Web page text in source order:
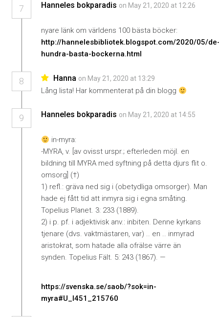
7 Hanneles bokparadis on May 21, 2020 at 12:26
nyare länk om världens 100 bästa böcker:
http://hannelesbibliotek.blogspot.com/2020/05/
hundra-basta-bockerna.html
8 Hanna on May 21, 2020 at 13:29
Lång lista! Har kommenterat på din blogg
9 Hanneles bokparadis on May 21, 2020 at 14:55
in-myra:
-MYRA, v. [av ovisst urspr.; efterleden möjl. en
bildning till MYRA med syftning på detta djurs flit o.
omsorg] (†)
1) refl.: gräva ned sig i (obetydliga omsorger). Man
hade ej fått tid att inmyra sig i egna småting.
Topelius Planet. 3: 233 (1889).
2) i p. pf. i adjektivisk anv.: inbiten. Denne kyrkans
tjenare (dvs. vaktmästaren, var) .. en .. inmyrad
aristokrat, som hatade alla ofrälse värre än
synden. Topelius Fält. 5: 243 (1867). —
https://svenska.se/saob/?sok=in-
myra#U_I451_215760